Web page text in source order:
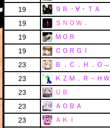
19
９Ｒ・∀・ＴＡ
19
ＳＮＯＷ．
19
ＭＯＲ
19
ＣＯＲＧＩ
23
Ｂ．Ｃ．Ｈ．Ｏ→
23
ＫＺＭ．Ｒ－ＨＷ
23
ＵＢ
23
ＡＯＢＡ
23
ＡＫＩ